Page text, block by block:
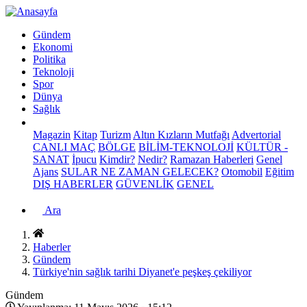
Gündem
Ekonomi
Politika
Teknoloji
Spor
Dünya
Sağlık
Magazin Kitap Turizm Altın Kızların Mutfağı Advertorial
CANLI MAÇ BÖLGE BİLİM-TEKNOLOJİ KÜLTÜR -
SANAT İpucu Kimdir? Nedir? Ramazan Haberleri Genel
Ajans SULAR NE ZAMAN GELECEK? Otomobil Eğitim
DIŞ HABERLER GÜVENLİK GENEL
Ara
Haberler
Gündem
Türkiye'nin sağlık tarihi Diyanet'e peşkeş çekiliyor
Gündem